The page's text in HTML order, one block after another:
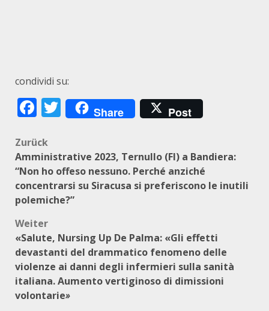
condividi su:
Facebook
Twitter
Share Post
Beitragsnavigation
Zurück
Amministrative 2023, Ternullo (FI) a Bandiera:
“Non ho offeso nessuno. Perché anziché
concentrarsi su Siracusa si preferiscono le inutili
polemiche?”
Weiter
«Salute, Nursing Up De Palma: «Gli effetti
devastanti del drammatico fenomeno delle
violenze ai danni degli infermieri sulla sanità
italiana. Aumento vertiginoso di dimissioni
volontarie»